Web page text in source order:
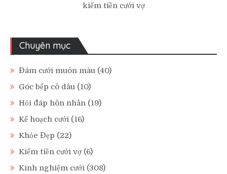
kiếm tiền cưới vợ
Chuyên mục
Đám cưới muôn màu (40)
Góc bếp cô dâu (10)
Hỏi đáp hôn nhân (19)
Kế hoạch cưới (16)
Khỏe Đẹp (22)
Kiếm tiền cưới vợ (6)
Kinh nghiệm cưới (308)